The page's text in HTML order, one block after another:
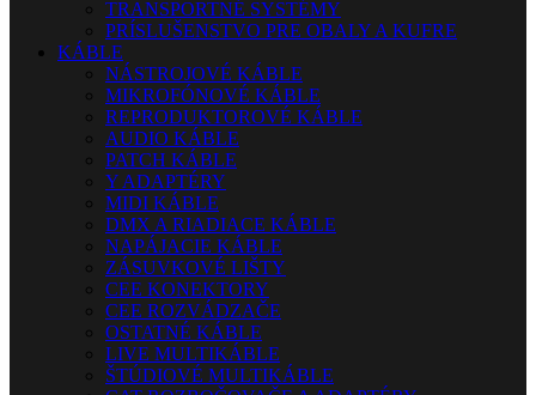
TRANSPORTNÉ SYSTÉMY
PRÍSLUŠENSTVO PRE OBALY A KUFRE
KÁBLE
NÁSTROJOVÉ KÁBLE
MIKROFÓNOVÉ KÁBLE
REPRODUKTOROVÉ KÁBLE
AUDIO KÁBLE
PATCH KÁBLE
Y ADAPTÉRY
MIDI KÁBLE
DMX A RIADIACE KÁBLE
NAPÁJACIE KÁBLE
ZÁSUVKOVÉ LIŠTY
CEE KONEKTORY
CEE ROZVÁDZAČE
OSTATNÉ KÁBLE
LIVE MULTIKÁBLE
ŠTÚDIOVÉ MULTIKÁBLE